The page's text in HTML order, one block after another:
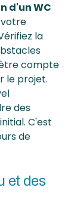
d'un WC
la
compte
le projet.
des
C'est
de
et des